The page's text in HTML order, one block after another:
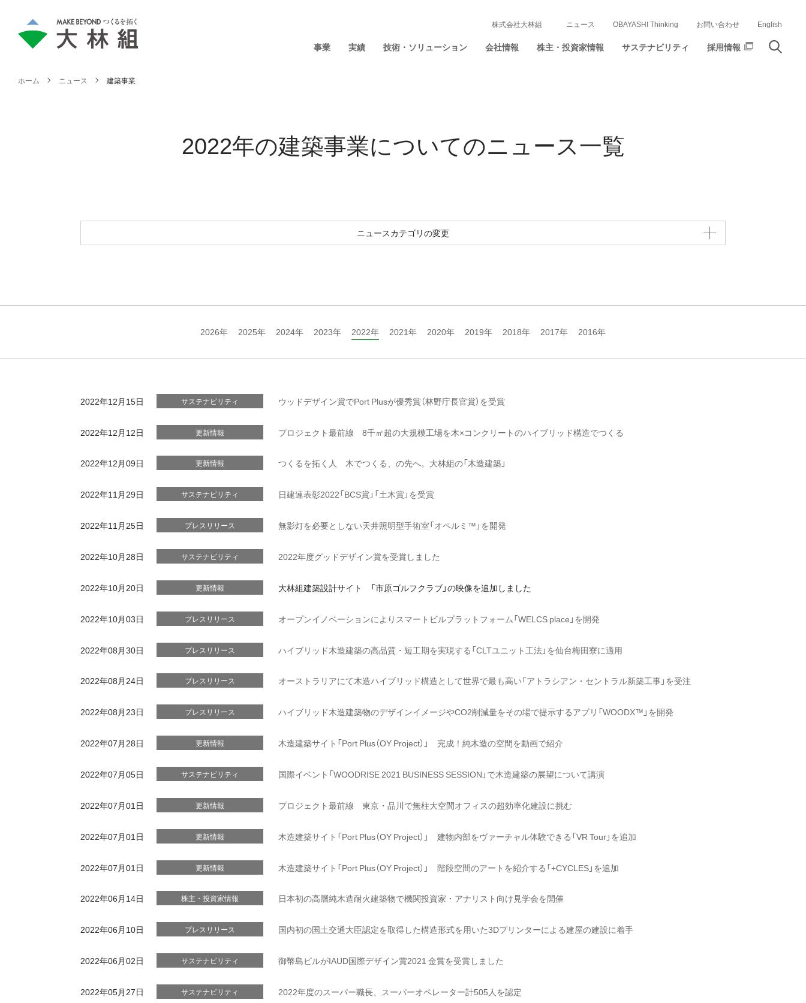
事業 実績 技術・ソリューション 会社情報 株主・投資家情報 サステナビリティ 採用情報
株式会社大林組 ニュース OBAYASHI Thinking お問い合わせ English
ホーム ニュース 建築事業
2022年の建築事業についてのニュース一覧
ニュースカテゴリの変更
2026年 2025年 2024年 2023年 2022年 2021年 2020年 2019年 2018年 2017年 2016年
2022年12月15日 サステナビリティ ウッドデザイン賞でPort Plusが優秀賞（林野庁長官賞）を受賞
2022年12月12日 更新情報 プロジェクト最前線 8千㎡超の大規模工場を木×コンクリートのハイブリッド構造でつくる
2022年12月09日 更新情報 つくるを拓く人 木でつくる、の先へ。大林組の「木造建築」
2022年11月29日 サステナビリティ 日建連表彰2022「BCS賞」「土木賞」を受賞
2022年11月25日 プレスリリース 無影灯を必要としない天井照明型手術室「オペルミ™」を開発
2022年10月28日 サステナビリティ 2022年度グッドデザイン賞を受賞しました
2022年10月20日 更新情報 大林組建築設計サイト 「市原ゴルフクラブ」の映像を追加しました
2022年10月03日 プレスリリース オープンイノベーションによりスマートビルプラットフォーム「WELCS place」を開発
2022年08月30日 プレスリリース ハイブリッド木造建築の高品質・短工期を実現する「CLTユニット工法」を仙台梅田寮に適用
2022年08月24日 プレスリリース オーストラリアにて木造ハイブリッド構造として世界で最も高い「アトラシアン・セントラル新築工事」を受注
2022年08月23日 プレスリリース ハイブリッド木造建築物のデザインイメージやCO2削減量をその場で提示するアプリ「WOODX™」を開発
2022年07月28日 更新情報 木造建築サイト「Port Plus（OY Project）」 完成！純木造の空間を動画で紹介
2022年07月05日 サステナビリティ 国際イベント「WOODRISE 2021 BUSINESS SESSION」で木造建築の展望について講演
2022年07月01日 更新情報 プロジェクト最前線 東京・品川で無柱大空間オフィスの超効率化建設に挑む
2022年07月01日 更新情報 木造建築サイト「Port Plus（OY Project）」 建物内部をヴァーチャル体験できる「VR Tour」を追加
2022年07月01日 更新情報 木造建築サイト「Port Plus（OY Project）」 階段空間のアートを紹介する「+CYCLES」を追加
2022年06月14日 株主・投資家情報 日本初の高層純木造耐火建築物で機関投資家・アナリスト向け見学会を開催
2022年06月10日 プレスリリース 国内初の国土交通大臣認定を取得した構造形式を用いた3Dプリンターによる建屋の建設に着手
2022年06月02日 サステナビリティ 御幣島ビルがIAUD国際デザイン賞2021 金賞を受賞しました
2022年05月27日 サステナビリティ 2022年度のスーパー職長、スーパーオペレーター計505人を認定